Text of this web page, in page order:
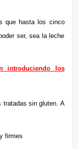
que hasta los cinco
ser, sea la leche
introduciendo los
tratadas sin gluten. A
firmes